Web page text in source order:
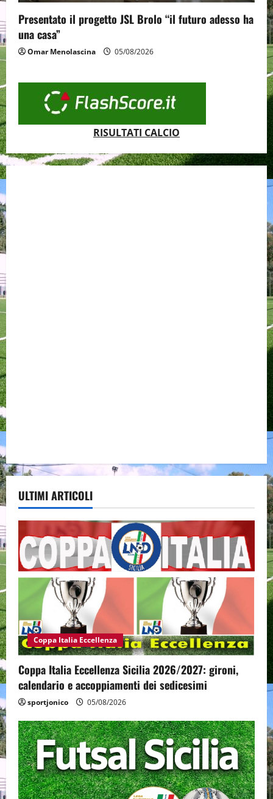
Presentato il progetto JSL Brolo “il futuro adesso ha
una casa”
Omar Menolascina 05/08/2026
RISULTATI CALCIO
ULTIMI ARTICOLI
Coppa Italia Eccellenza
Coppa Italia Eccellenza Sicilia 2026/2027: gironi,
calendario e accoppiamenti dei sedicesimi
sportjonico 05/08/2026